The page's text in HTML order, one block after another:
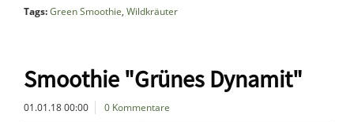
Tags:Green Smoothie, Wildkräuter
Smoothie "Grünes Dynamit"
01.01.18 00:00 0 Kommentare